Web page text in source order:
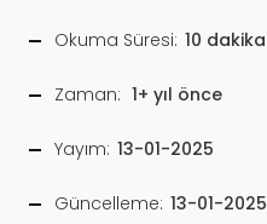
Okuma Süresi: 10 dakika
Zaman: 1+ yıl önce
Yayım: 13-01-2025
Güncelleme: 13-01-2025